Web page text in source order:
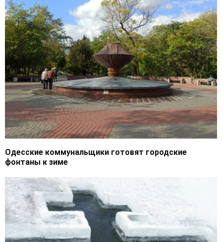
Одесские коммунальщики готовят городские
фонтаны к зиме